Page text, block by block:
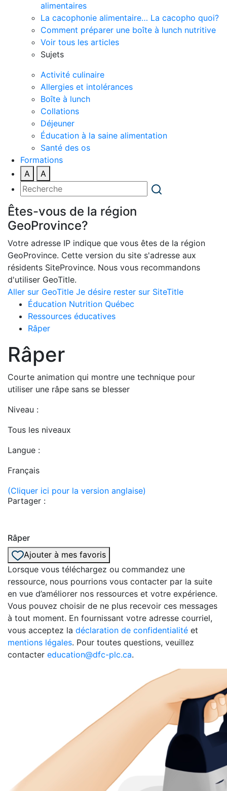
alimentaires
La cacophonie alimentaire… La cacopho quoi?
Comment préparer une boîte à lunch nutritive
Voir tous les articles
Sujets
Activité culinaire
Allergies et intolérances
Boîte à lunch
Collations
Déjeuner
Éducation à la saine alimentation
Santé des os
Formations
A
A
Êtes-vous de la région
GeoProvince?
Votre adresse IP indique que vous êtes de la région
GeoProvince. Cette version du site s'adresse aux
résidents SiteProvince. Nous vous recommandons
d'utiliser GeoTitle.
Aller sur GeoTitle Je désire rester sur SiteTitle
Éducation Nutrition Québec
Ressources éducatives
Râper
Râper
Courte animation qui montre une technique pour
utiliser une râpe sans se blesser
Niveau :
Tous les niveaux
Langue :
Français
(Cliquer ici pour la version anglaise)
Partager :
Râper
Ajouter à mes favoris
Lorsque vous téléchargez ou commandez une
ressource, nous pourrions vous contacter par la suite
en vue d’améliorer nos ressources et votre expérience.
Vous pouvez choisir de ne plus recevoir ces messages
à tout moment. En fournissant votre adresse courriel,
vous acceptez la déclaration de confidentialité et
mentions légales. Pour toutes questions, veuillez
contacter education@dfc-plc.ca.